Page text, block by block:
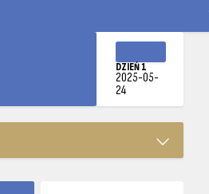
DZIEŃ 1
2025-05-
24